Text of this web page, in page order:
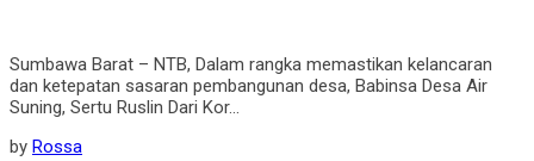
Sumbawa Barat – NTB, Dalam rangka memastikan kelancaran
dan ketepatan sasaran pembangunan desa, Babinsa Desa Air
Suning, Sertu Ruslin Dari Kor...
by Rossa